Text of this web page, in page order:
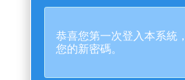
恭喜您第一次登入本系統
您的新密碼。